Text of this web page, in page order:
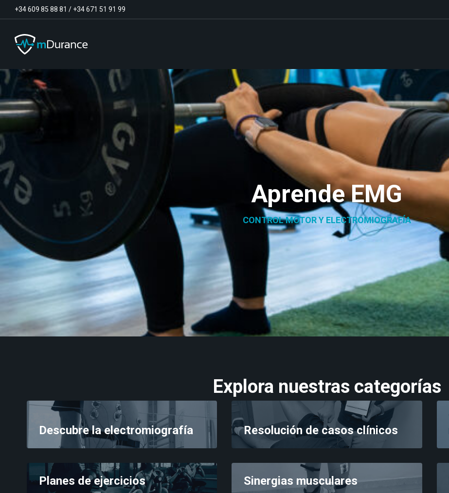
+34 609 85 88 81 / +34 671 51 91 99
Tono basal
Déficits y excesos de activación
Vídeo-Feedback
Suelo pélvico
Entrenamiento
Neurología
Casos de estudio
Investigaciones
Aprende EMG
CONTROL MOTOR Y ELECTROMIOGRAFÍA
Explora nuestras categorías
Descubre la electromiografía Resolución de casos clínicos
Planes de ejercicios Sinergias musculares